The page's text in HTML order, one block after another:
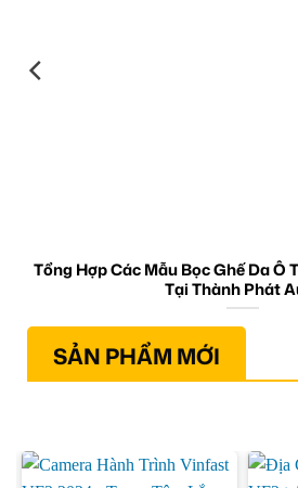
Tổng Hợp Các Mẫu Bọc Ghế Da Ô
Tại Thành Phát
SẢN PHẨM MỚI